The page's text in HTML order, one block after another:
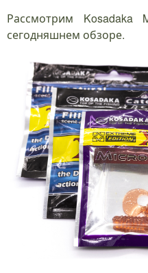
Рассмотрим
сегодняшнем обзоре.